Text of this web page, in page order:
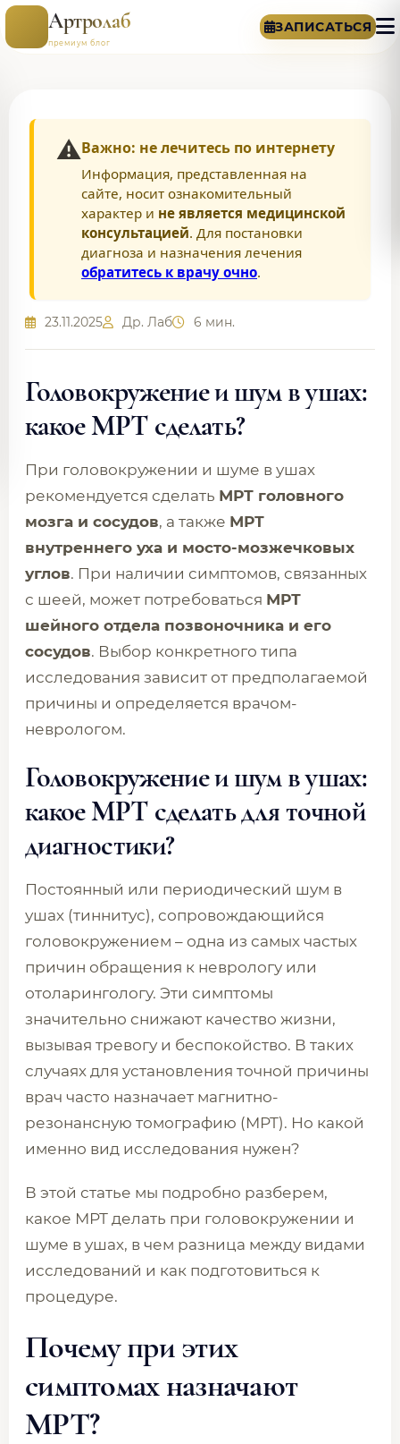
Артролаб
премиум блог
ЗАПИСАТЬСЯ
⚠️Важно: не лечитесь по интернету
Информация, представленная на
сайте, носит ознакомительный
характер и не является медицинской
консультацией. Для постановки
диагноза и назначения лечения
обратитесь к врачу очно.
23.11.2025 Др. Лаб 6 мин.
Головокружение и шум в ушах:
какое МРТ сделать?
При головокружении и шуме в ушах
рекомендуется сделать МРТ головного
мозга и сосудов, а также МРТ
внутреннего уха и мосто-мозжечковых
углов. При наличии симптомов, связанных
с шеей, может потребоваться МРТ
шейного отдела позвоночника и его
сосудов. Выбор конкретного типа
исследования зависит от предполагаемой
причины и определяется врачом-
неврологом.
Головокружение и шум в ушах:
какое МРТ сделать для точной
диагностики?
Постоянный или периодический шум в
ушах (тиннитус), сопровождающийся
головокружением – одна из самых частых
причин обращения к неврологу или
отоларингологу. Эти симптомы
значительно снижают качество жизни,
вызывая тревогу и беспокойство. В таких
случаях для установления точной причины
врач часто назначает магнитно-
резонансную томографию (МРТ). Но какой
именно вид исследования нужен?
В этой статье мы подробно разберем,
какое МРТ делать при головокружении и
шуме в ушах, в чем разница между видами
исследований и как подготовиться к
процедуре.
Почему при этих
симптомах назначают
МРТ?